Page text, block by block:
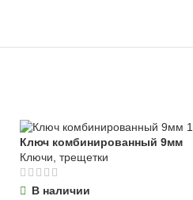
Ключ комбинированный 9мм
Ключи, трещетки
В наличии